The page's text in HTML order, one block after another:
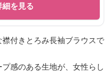
を見る
付きとろみ長袖ブラウスで
感のある生地が、女性らし